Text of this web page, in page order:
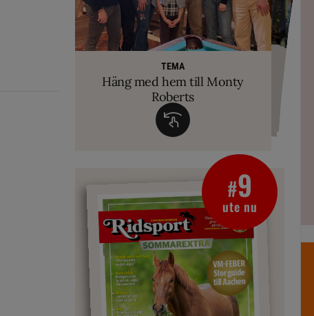
TEMA
Häng med hem till Monty
Roberts
VM-febern stiger – här är allt
inför Aachen
TEMA
Allt du behöver veta om fång
VETERINÄRT
Så märker du om din häst blivit
biten av huggorm
RIDSPORT PLAY
Ridsport Play: Grand Prix-tränaren
avslöjar sina knep – så blir hästen trygg överallt
#9
ute nu